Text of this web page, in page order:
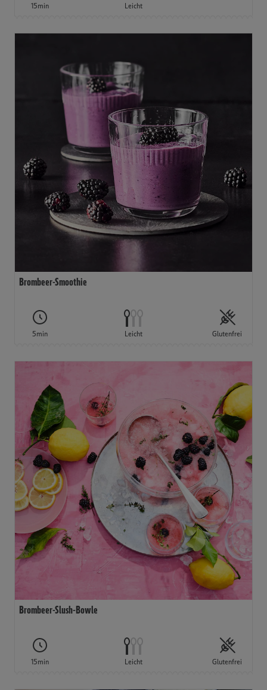
15min Leicht
Brombeer-Smoothie
5min Leicht Glutenfrei
Brombeer-Slush-Bowle
15min Leicht Glutenfrei